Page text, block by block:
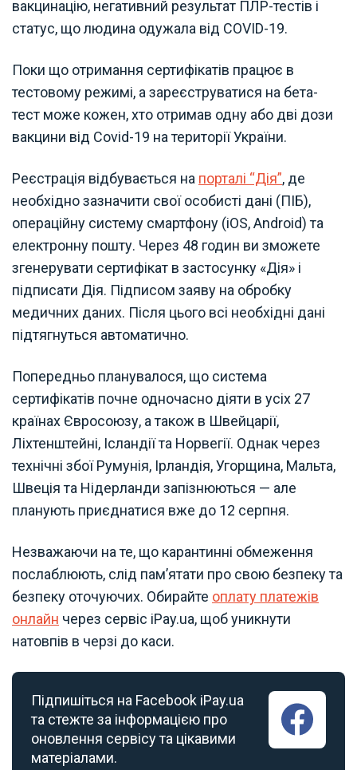
вакцинацію, негативний результат ПЛР-тестів і
статус, що людина одужала від COVID-19.
Поки що отримання сертифікатів працює в
тестовому режимі, а зареєструватися на бета-
тест може кожен, хто отримав одну або дві дози
вакцини від Covid-19 на території України.
Реєстрація відбувається на порталі “Дія”, де
необхідно зазначити свої особисті дані (ПІБ),
операційну систему смартфону (iOS, Android) та
електронну пошту. Через 48 годин ви зможете
згенерувати сертифікат в застосунку «Дія» і
підписати Дія. Підписом заяву на обробку
медичних даних. Після цього всі необхідні дані
підтягнуться автоматично.
Попередньо планувалося, що система
сертифікатів почне одночасно діяти в усіх 27
країнах Євросоюзу, а також в Швейцарії,
Ліхтенштейні, Ісландії та Норвегії. Однак через
технічні збої Румунія, Ірландія, Угорщина, Мальта,
Швеція та Нідерланди запізнюються — але
планують приєднатися вже до 12 серпня.
Незважаючи на те, що карантинні обмеження
послаблюють, слід пам’ятати про свою безпеку та
безпеку оточуючих. Обирайте оплату платежів
онлайн через сервіс iPay.ua, щоб уникнути
натовпів в черзі до каси.
Підпишіться на Facebook iPay.ua
та стежте за інформацією про
оновлення сервісу та цікавими
матеріалами.